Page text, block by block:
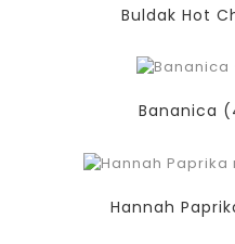
Buldak Hot
Bananica
Hannah